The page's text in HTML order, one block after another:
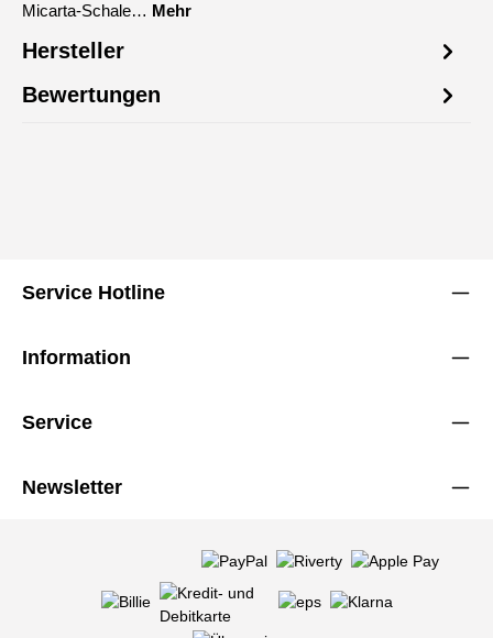
Micarta-Schale… Mehr
Hersteller
Bewertungen
Service Hotline
Information
Service
Newsletter